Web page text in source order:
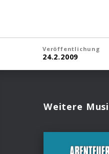
Veröffentlichung
24.2.2009
Weitere